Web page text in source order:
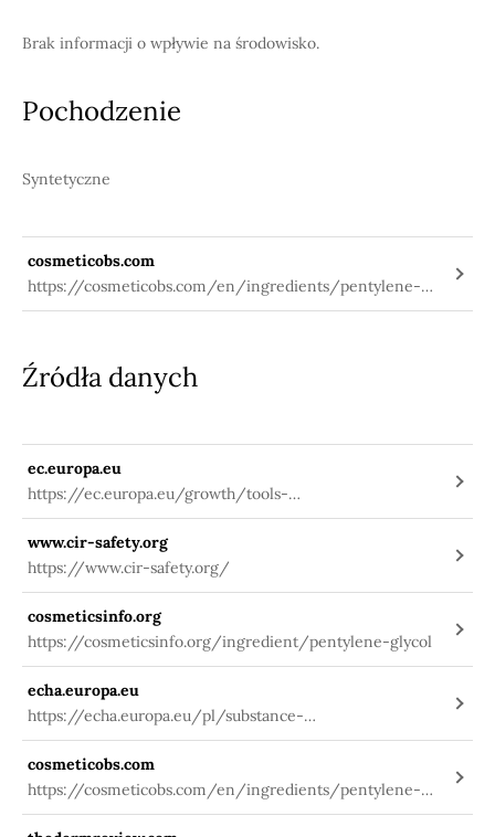
Brak informacji o wpływie na środowisko.
Pochodzenie
Syntetyczne
cosmeticobs.com
https://cosmeticobs.com/en/ingredients/pentylene-
glycol-199
Źródła danych
ec.europa.eu
https://ec.europa.eu/growth/tools-
databases/cosing/index.cfm?
fuseaction=search.details_v2&id=58983
www.cir-safety.org
https://www.cir-safety.org/
cosmeticsinfo.org
https://cosmeticsinfo.org/ingredient/pentylene-glycol
echa.europa.eu
https://echa.europa.eu/pl/substance-
information/-/substanceinfo/100.023.896
cosmeticobs.com
https://cosmeticobs.com/en/ingredients/pentylene-
glycol-199